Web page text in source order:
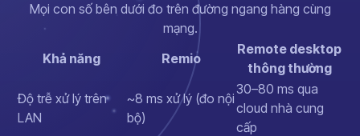
Mọi con số bên dưới đo trên đường ngang hàng cùng
mạng.
Khả năng
Remio
Remote desktop
thông thường
Độ trễ xử lý trên
LAN
~8 ms xử lý (đo nội
bộ)
30–80 ms qua
cloud nhà cung
cấp